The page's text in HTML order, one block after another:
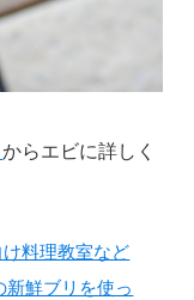
からエビに詳しく
料理教室など
鮮ブリを使っ